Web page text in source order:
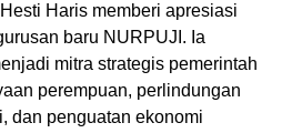
Haris memberi apresiasi
baru NURPUJI. Ia
mitra strategis pemerintah
perempuan, perlindungan
dan penguatan ekonomi